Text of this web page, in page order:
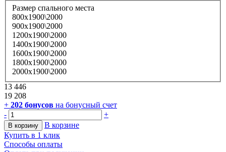
Размер спального места
800х1900\2000
900х1900\2000
1200х1900\2000
1400х1900\2000
1600х1900\2000
1800х1900\2000
2000х1900\2000
13 446
19 208
+ 202 бонусов на бонусный счет
-
+
В корзину
В корзине
Купить в 1 клик
Способы оплаты